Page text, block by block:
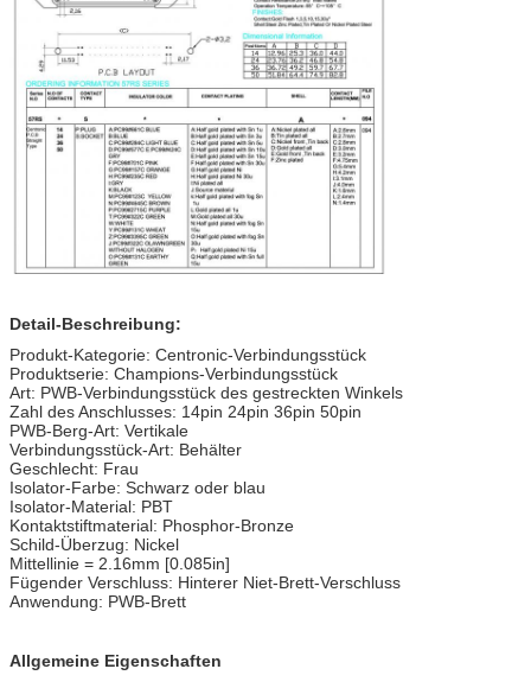
Detail-Beschreibung:
Produkt-Kategorie: Centronic-Verbindungsstück
Produktserie: Champions-Verbindungsstück
Art: PWB-Verbindungsstück des gestreckten Winkels
Zahl des Anschlusses: 14pin 24pin 36pin 50pin
PWB-Berg-Art: Vertikale
Verbindungsstück-Art: Behälter
Geschlecht: Frau
Isolator-Farbe: Schwarz oder blau
Isolator-Material: PBT
Kontaktstiftmaterial: Phosphor-Bronze
Schild-Überzug: Nickel
Mittellinie = 2.16mm [0.085in]
Fügender Verschluss: Hinterer Niet-Brett-Verschluss
Anwendung: PWB-Brett
Allgemeine Eigenschaften